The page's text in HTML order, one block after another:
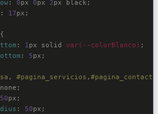
: 0px 0px 2px black ;
: 17px ;
{
: 1px solid var(--colorBlanco) ;
: 5px ;
, #pagina_servicios , #pagina_contacto
none ;
50px ;
: 50px ;